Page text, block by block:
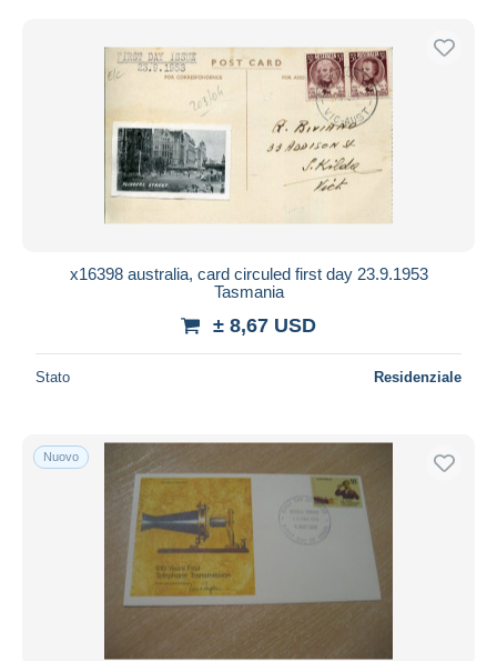
x16398 australia, card circuled first day 23.9.1953
Tasmania
± 8,67 USD
Stato Residenziale
Nuovo